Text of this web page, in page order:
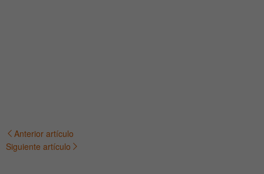
Navegación
Anterior artículo
Siguiente artículo